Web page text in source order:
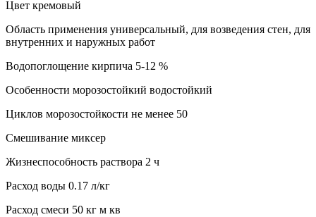
Цвет кремовый
Область применения универсальный, для возведения стен, для
внутренних и наружных работ
Водопоглощение кирпича 5-12 %
Особенности морозостойкий водостойкий
Циклов морозостойкости не менее 50
Смешивание миксер
Жизнеспособность раствора 2 ч
Расход воды 0.17 л/кг
Расход смеси 50 кг м кв